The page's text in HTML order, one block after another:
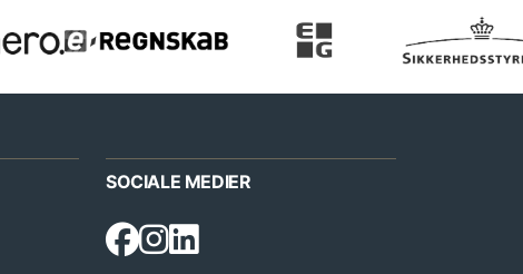
SOCIALE MEDIER